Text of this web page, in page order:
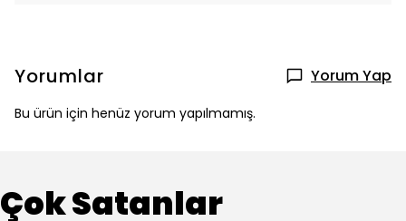
Yorumlar Yorum Yap
Bu ürün için henüz yorum yapılmamış.
Çok Satanlar